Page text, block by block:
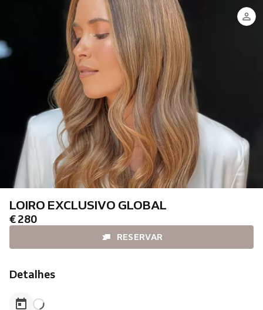
LOIRO EXCLUSIVO GLOBAL
€ 280
RESERVAR
Detalhes